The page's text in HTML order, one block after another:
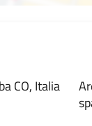
CO, Italia